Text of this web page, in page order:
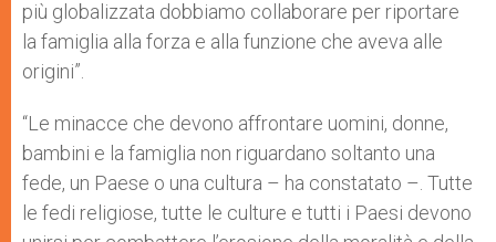
più globalizzata dobbiamo collaborare per riportare
la famiglia alla forza e alla funzione che aveva alle
origini”.
“Le minacce che devono affrontare uomini, donne,
bambini e la famiglia non riguardano soltanto una
fede, un Paese o una cultura – ha constatato –. Tutte
le fedi religiose, tutte le culture e tutti i Paesi devono